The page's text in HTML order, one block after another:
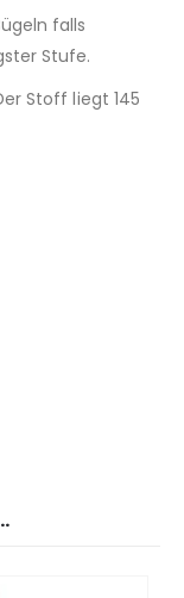
falls
Stufe.
Stoff liegt 145